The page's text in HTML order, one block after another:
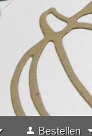
Bestellen